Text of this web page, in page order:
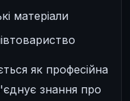
матеріали
як професійна
знання про